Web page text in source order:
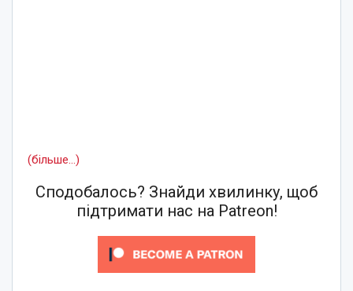
(більше…)
Сподобалось? Знайди хвилинку, щоб
підтримати нас на Patreon!